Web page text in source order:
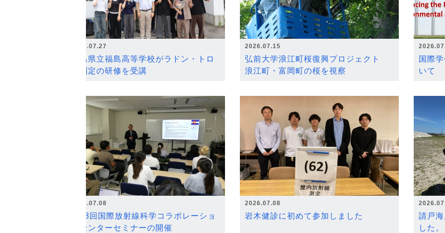
2026.07.27
福島県立福島高等学校がラドン・トロ
ン測定の研修を受講
2026.07.15
弘前大学浪江町桜復興プロジェクト
浪江町・富岡町の桜を視察
国際
いて
2026.07.08
第18回国際放射線科学コラボレーショ
ンセンターセミナーの開催
2026.07.08
岩木健診に初めて参加しました
請戸
した。